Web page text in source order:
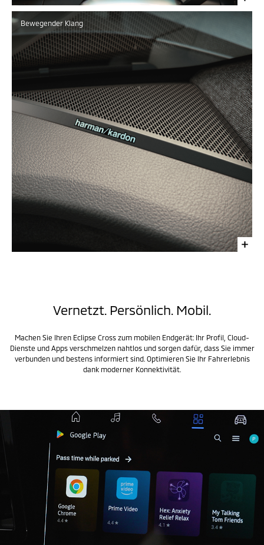
Bewegender Klang
Vernetzt. Persönlich. Mobil.
Machen Sie Ihren Eclipse Cross zum mobilen Endgerät: Ihr Profil, Cloud-
Dienste und Apps verschmelzen nahtlos und sorgen dafür, dass Sie immer
verbunden und bestens informiert sind. Optimieren Sie Ihr Fahrerlebnis
dank moderner Konnektivität.